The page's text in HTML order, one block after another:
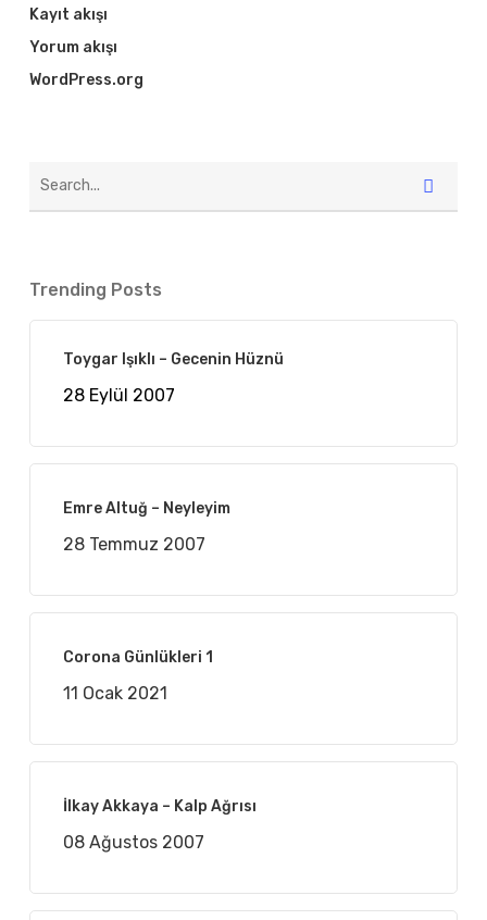
Kayıt akışı
Yorum akışı
WordPress.org
Trending Posts
Toygar Işıklı – Gecenin Hüznü
28 Eylül 2007
Emre Altuğ – Neyleyim
28 Temmuz 2007
Corona Günlükleri 1
11 Ocak 2021
İlkay Akkaya – Kalp Ağrısı
08 Ağustos 2007